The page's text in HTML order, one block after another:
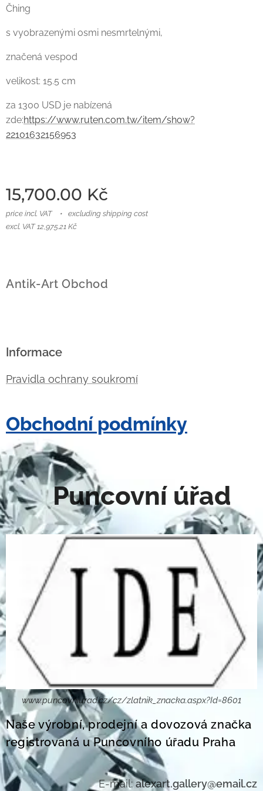
Čhing
s vyobrazenými osmi nesmrtelnými,
značená vespod
velikost: 15.5 cm
za 1300 USD je nabízená
zde:https://www.ruten.com.tw/item/show?
22101632156953
15,700.00 Kč
price incl. VAT
excluding shipping cost
excl. VAT 12,975.21 Kč
Antik-Art Obchod
Informace
Pravidla ochrany soukromí
Obchodní podmínky
Puncovní úřad
www.puncovniurad.cz/cz/zlatnik_znacka.aspx?Id=8601
Naše výrobní, prodejní a dovozová značka
registrovaná u Puncovního úřadu Praha
E-mail:alexart.gallery@email.cz